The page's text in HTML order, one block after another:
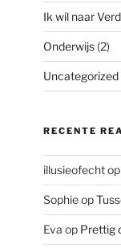
Ik wil naar
Onderwijs(2)
Uncategorized
RECENTE
illusieofechtop
Sophieop
Eva op Prettig